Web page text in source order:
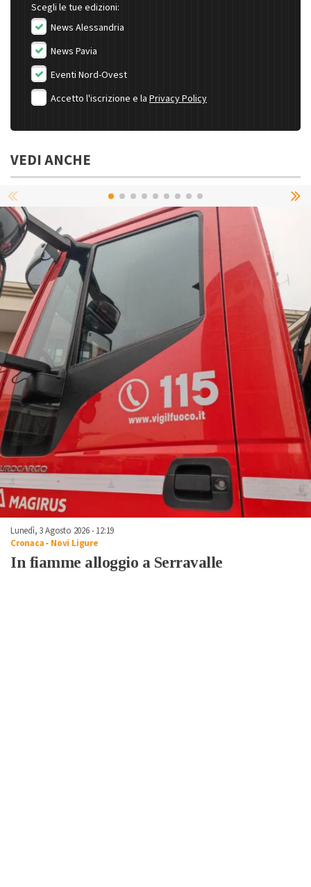
Scegli le tue edizioni:
News Alessandria
News Pavia
Eventi Nord-Ovest
Accetto l'iscrizione e la Privacy Policy
VEDI ANCHE
Lunedì, 3 Agosto 2026 - 12:19
Cronaca- Novi Ligure
In fiamme alloggio a Serravalle